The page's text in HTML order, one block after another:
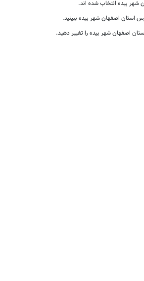
بیده انتخاب شده اند.
استان اصفهان شهر بیده ببینید.
اصفهان شهر بیده را تغییر دهید.